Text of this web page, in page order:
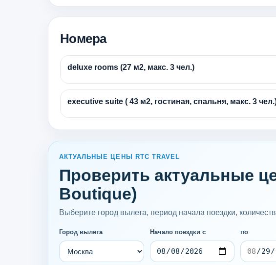
Номера
deluxe rooms (27 м2, макс. 3 чел.)
executive suite ( 43 м2, гостиная, спальня, макс. 3
АКТУАЛЬНЫЕ ЦЕНЫ RTC TRAVEL
Проверить актуальные
Boutique)
Выберите город вылета, период начала поездки,
Город вылета Начало поездки с по